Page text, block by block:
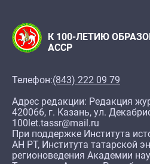
К 100-ЛЕТИЮ
АССР
Телефон:(843) 222 09 79
Адрес редакции: Редакция
420066, г. Казань, ул.
100let.tassr@mail.ru
При поддержке Института
АН РТ, Института татарской
регионоведения Академии